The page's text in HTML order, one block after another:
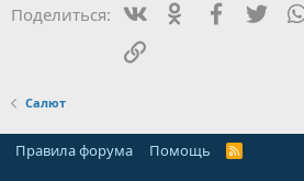
Поделиться: Вконтакте Facebook
Ссылка
Салют
Правила форума Помощь
R